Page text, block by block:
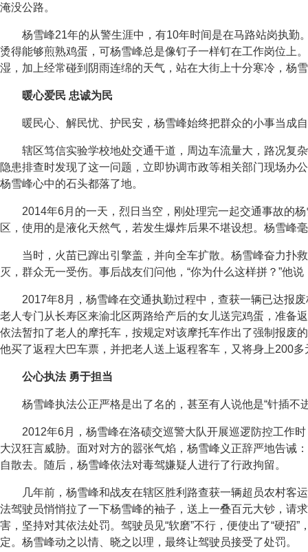
淹没公路。
杨雪峰21年的从警生涯中，有10年时间是在马路站岗执勤
烫得能够煎熟鸡蛋，可杨雪峰总是像钉子一样钉在工作岗位上
湿，加上经常碰到阴雨连绵的天气，站在大街上十分寒冷，杨
暖心爱民 忠诚为民
暖民心、解民忧、护民安，杨雪峰始终把群众的小事当成
辖区笃信实验学校地处交通干道，周边车流量大，路况复
隐患排查时发现了这一问题，立即协调市政等相关部门现场办
杨雪峰心中的石头都落了地。
2014年6月的一天，烈日当空，刚处理完一起交通事故的
区，使用的是液化天然气，若发生爆炸后果不堪设想。杨雪峰
当时，火苗已蹿出引擎盖，并向全车扩散。杨雪峰奋力扑
灭，群众无一受伤。事后战友们问他，“你为什么这样拼？”他
2017年8月，杨雪峰在交通执勤过程中，查获一辆已达报
老人专门从长寿区来渝北区两路给产后的女儿送完鸡蛋，准备
依法暂扣了老人的摩托车，按规定对该摩托车作出了强制报废
他买了返程大巴车票，并把老人送上返程客车，又将身上200
公心执法 勇于担当
杨雪峰执法公正严格是出了名的，甚至有人说他是“针插不
2012年6月，杨雪峰在洛碛交巡警大队开展巡逻防控工作
大汉狂言威胁。面对对方的嚣张气焰，杨雪峰义正辞严地告诫
自散去。随后，杨雪峰依法对毒驾嫌疑人进行了行政拘留。
几年前，杨雪峰和战友在辖区胜利路查获一辆超员农村客
法驾驶员悄悄拉了一下杨雪峰的袖子，送上一叠百元大钞，请
害，坚持对其依法处罚。驾驶员见“软磨”不行，便使出了“硬
定。杨雪峰动之以情、晓之以理，最终让驾驶员接受了处罚。